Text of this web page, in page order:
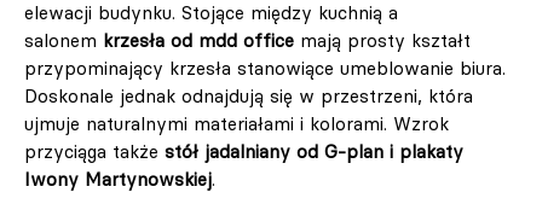
elewacji budynku. Stojące między kuchnią a
salonem krzesła od mdd office mają prosty kształt
przypominający krzesła stanowiące umeblowanie biura.
Doskonale jednak odnajdują się w przestrzeni, która
ujmuje naturalnymi materiałami i kolorami. Wzrok
przyciąga także stół jadalniany od G-plan i plakaty
Iwony Martynowskiej.